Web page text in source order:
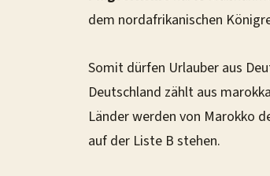
dem nordafrikanischen
Somit dürfen Urlauber aus
Deutschland zählt aus
Länder werden von Marokko
auf der Liste B stehen.